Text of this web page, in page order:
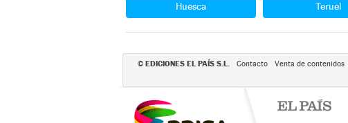
Huesca Teruel
© EDICIONES EL PAÍS S.L. Contacto Venta de contenidos